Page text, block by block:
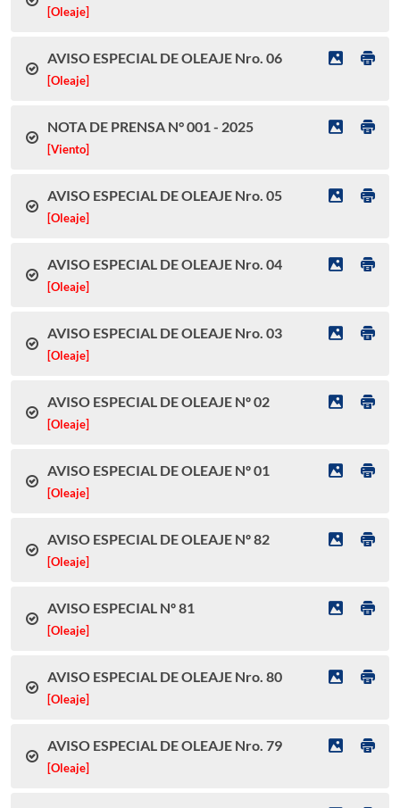
[Oleaje]
AVISO ESPECIAL DE OLEAJE Nro. 06
[Oleaje]
NOTA DE PRENSA N° 001 - 2025
[Viento]
AVISO ESPECIAL DE OLEAJE Nro. 05
[Oleaje]
AVISO ESPECIAL DE OLEAJE Nro. 04
[Oleaje]
AVISO ESPECIAL DE OLEAJE Nro. 03
[Oleaje]
AVISO ESPECIAL DE OLEAJE Nº 02
[Oleaje]
AVISO ESPECIAL DE OLEAJE Nº 01
[Oleaje]
AVISO ESPECIAL DE OLEAJE Nº 82
[Oleaje]
AVISO ESPECIAL Nº 81
[Oleaje]
AVISO ESPECIAL DE OLEAJE Nro. 80
[Oleaje]
AVISO ESPECIAL DE OLEAJE Nro. 79
[Oleaje]